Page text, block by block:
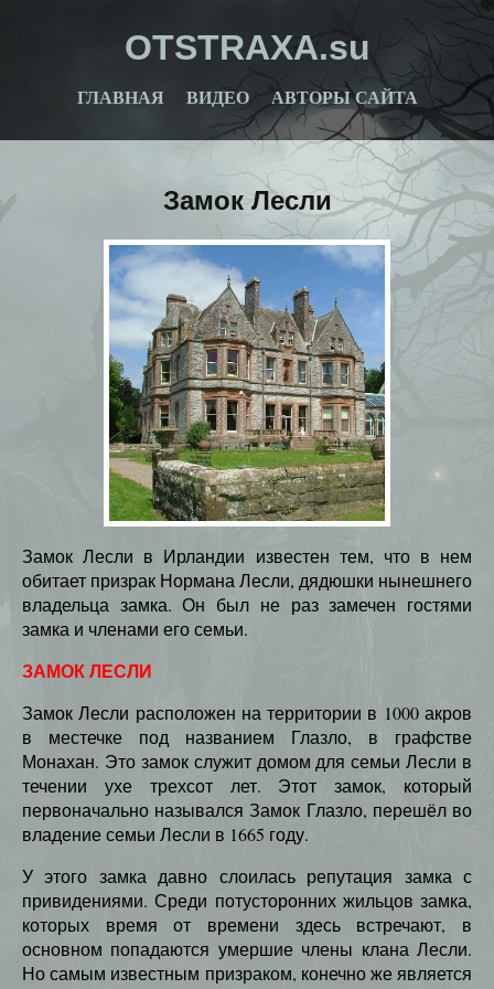
OTSTRAXA.su
ГЛАВНАЯ ВИДЕО АВТОРЫ САЙТА
Замок Лесли
Замок Лесли в Ирландии известен тем, что в нем
обитает призрак Нормана Лесли, дядюшки нынешнего
владельца замка. Он был не раз замечен гостями
замка и членами его семьи.
ЗАМОК ЛЕСЛИ
Замок Лесли расположен на территории в 1000 акров
в местечке под названием Глазло, в графстве
Монахан. Это замок служит домом для семьи Лесли в
течении ухе трехсот лет. Этот замок, который
первоначально назывался Замок Глазло, перешёл во
владение семьи Лесли в 1665 году.
У этого замка давно слоилась репутация замка с
привидениями. Среди потусторонних жильцов замка,
которых время от времени здесь встречают, в
основном попадаются умершие члены клана Лесли.
Но самым известным призраком, конечно же является